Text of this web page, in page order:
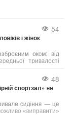
54
і жінок
оком: від
тривалості
та навіть у звичках,
культивувало у
Давайте
що з цього можна
48
спортзал» не
сидіння — це
«виправити»